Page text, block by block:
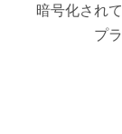
暗号化され
プ